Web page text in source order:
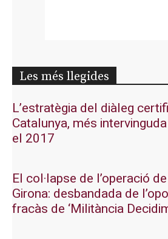
Les més llegides
L’estratègia del diàleg
Catalunya, més
el 2017
El col·lapse de l’operació
Girona: desbandada de
fracàs de ‘Militància